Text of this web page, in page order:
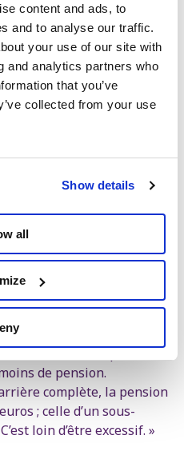
content and ads, to
and to analyse our traffic.
your use of our site with
and analytics partners who
that you’ve
collected from your use
Show details
all
Perte par
an
Perte
après
20 ans
1 672,60 € 33 452,03 €
4 542,28 € 90 845,69 €
militaire, il s'agit
travailler plus
de pension.
complète, la pension
; celle d’un sous-
loin d’être excessif. »